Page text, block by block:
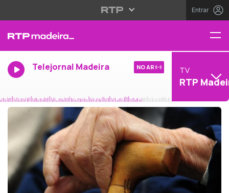
Entrar
Telejornal Madeira NO AR TV
RTP